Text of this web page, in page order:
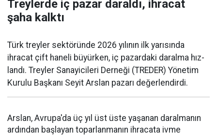
Treylerde iç pazar daraldı, ihracat
şaha kalktı
Türk treyler sektöründe 2026 yılının ilk yarısın­da
ihracat çift haneli bü­yürken, iç pazardaki daralma hız­
landı. Treyler Sanayicileri Der­neği (TREDER) Yönetim
Kurulu Başkanı Seyit Arslan pazarı değerlendirdi.
Arslan, Avrupa'da üç yıl üst üste yaşanan daralma­nın
ardından başlayan toparlan­manın ihracata ivme